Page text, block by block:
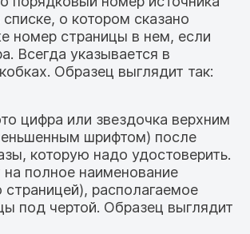
списке, о котором сказано
номер страницы в нем, если
Всегда указывается в
Образец выглядит так:
цифра или звездочка верхним
шрифтом) после
которую надо удостоверить.
полное наименование
страницей), располагаемое
под чертой. Образец выглядит